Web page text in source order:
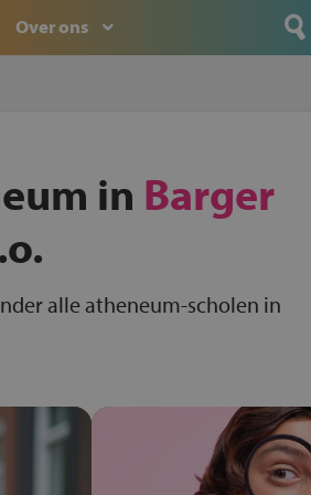
Over ons
in Barger
alle atheneum-scholen in